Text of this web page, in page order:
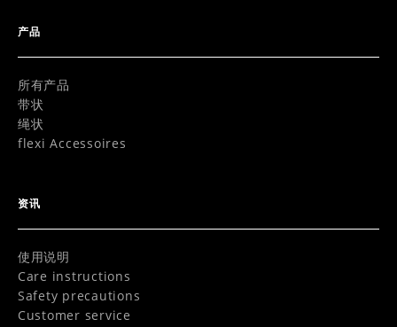
产品
所有产品
带状
绳状
flexi Accessoires
资讯
使用说明
Care instructions
Safety precautions
Customer service